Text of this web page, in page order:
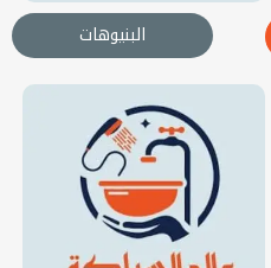
البنيوهات